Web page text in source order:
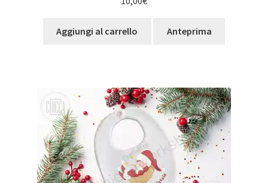
Aggiungi al carrello Anteprima